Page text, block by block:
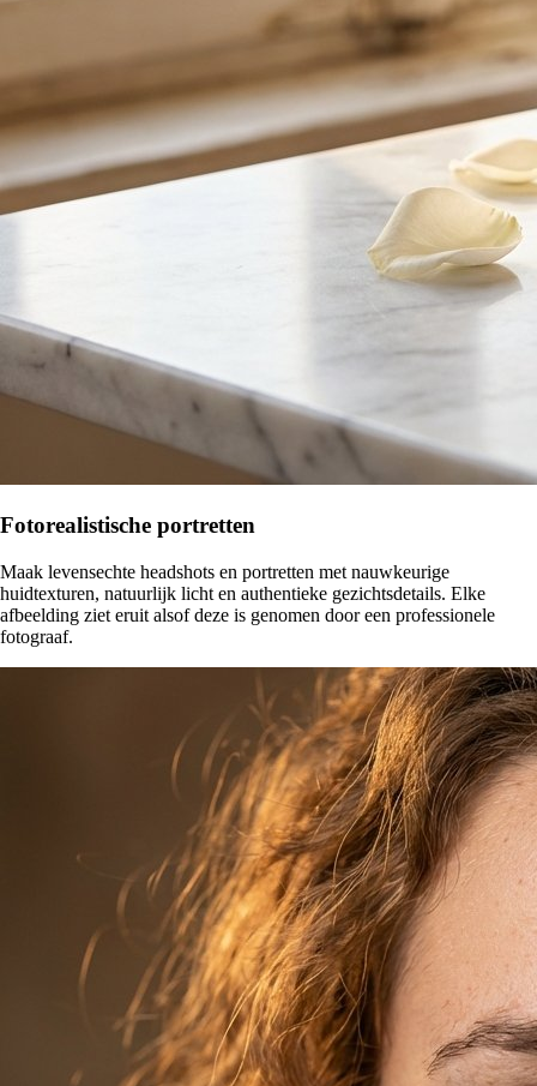
Fotorealistische portretten
Maak levensechte headshots en portretten met nauwkeurige
huidtexturen, natuurlijk licht en authentieke gezichtsdetails. Elke
afbeelding ziet eruit alsof deze is genomen door een professionele
fotograaf.